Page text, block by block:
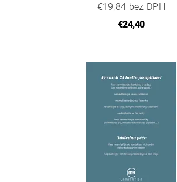
€19,84 bez DPH
€24,40